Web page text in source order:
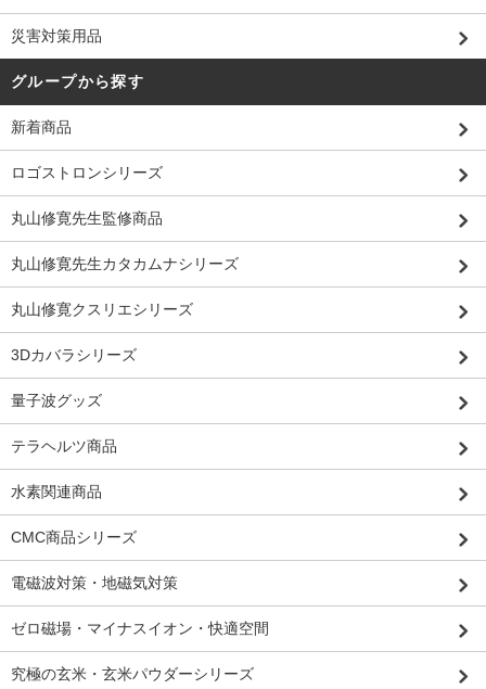
災害対策用品
グループから探す
新着商品
ロゴストロンシリーズ
丸山修寛先生監修商品
丸山修寛先生カタカムナシリーズ
丸山修寛クスリエシリーズ
3Dカバラシリーズ
量子波グッズ
テラヘルツ商品
水素関連商品
CMC商品シリーズ
電磁波対策・地磁気対策
ゼロ磁場・マイナスイオン・快適空間
究極の玄米・玄米パウダーシリーズ